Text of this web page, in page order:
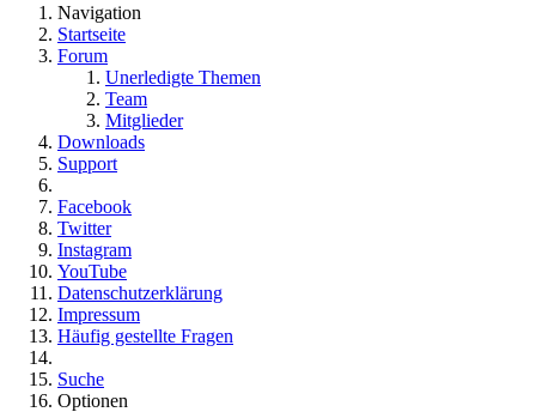
Navigation
Startseite
Forum
Unerledigte Themen
Team
Mitglieder
Downloads
Support
Facebook
Twitter
Instagram
YouTube
Datenschutzerklärung
Impressum
Häufig gestellte Fragen
Suche
Optionen